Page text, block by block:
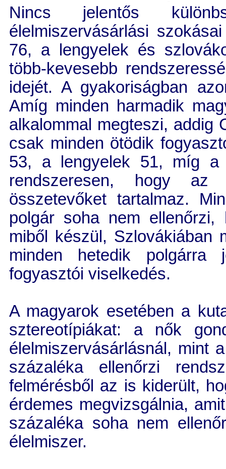
Nincs jelentős
élelmiszervásárlási
76, a lengyelek és
több-kevesebb
idejét. A gyakoriságban
Amíg minden harmadik
alkalommal megteszi, addig
csak minden ötödik
53, a lengyelek 51, míg a
rendszeresen, hogy
összetevőket tartalmaz.
polgár soha nem
miből készül, Szlovákiában
minden hetedik
fogyasztói viselkedés.
A magyarok esetében a
sztereotípiákat: a nők
élelmiszervásárlásnál, mint
százaléka ellenőrzi
felmérésből az is kiderült,
érdemes megvizsgálnia,
százaléka soha nem
élelmiszer.